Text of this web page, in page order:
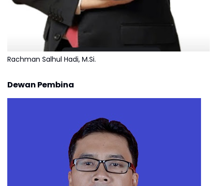
Rachman Salhul Hadi, M.Si.
Dewan Pembina